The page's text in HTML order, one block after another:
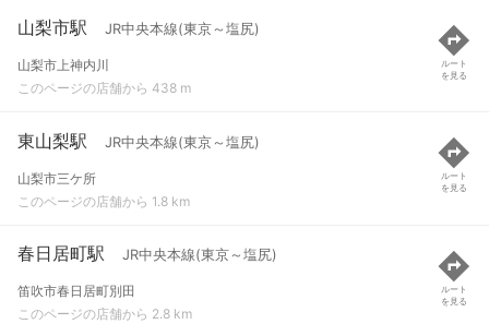
山梨市駅 JR中央本線(東京～塩尻)
山梨市上神内川
このページの店舗から 438 m
ルート
を見る
東山梨駅 JR中央本線(東京～塩尻)
山梨市三ケ所
このページの店舗から 1.8 km
ルート
を見る
春日居町駅 JR中央本線(東京～塩尻)
笛吹市春日居町別田
このページの店舗から 2.8 km
ルート
を見る